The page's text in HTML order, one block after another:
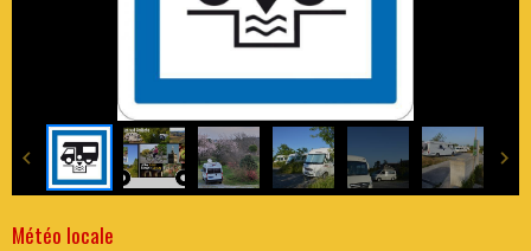
Météo locale